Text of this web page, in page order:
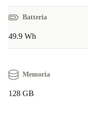
Batteria
49.9 Wh
Memoria
128 GB